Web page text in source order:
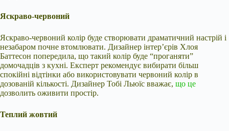
Яскраво-червоний
Яскраво-червоний колір буде створювати драматичний настрій і
незабаром почне втомлювати. Дизайнер інтер’єрів Хлоя
Баттесон попередила, що такий колір буде “проганяти”
домочадців з кухні. Експерт рекомендує вибирати більш
спокійні відтінки або використовувати червоний колір в
дозованій кількості. Дизайнер Тобі Льюїс вважає, що це
дозволить оживити простір.
Теплий жовтий